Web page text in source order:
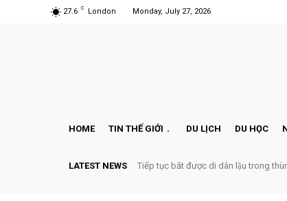
27.6 C London Monday, July 27, 2026
HOME TIN THẾ GIỚI DU LỊCH DU HỌC
LATEST NEWS Tiếp tục bắt được di dân lậu trong